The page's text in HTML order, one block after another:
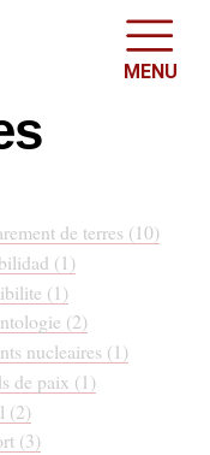
MENU
de terres (10)
(1)
(1)
(2)
nucleaires (1)
de paix (1)
(2)
(3)